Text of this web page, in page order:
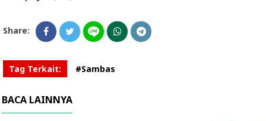
Share:
Tag Terkait: #Sambas
BACA LAINNYA